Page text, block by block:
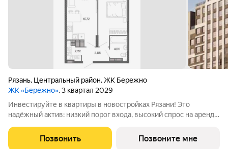
Рязань, Центральный район,ЖК Бережно
ЖК «Бережно», 3 квартал 2029
Инвестируйте в квартиры в новостройках Рязани! Это
надёжный актив: низкий порог входа, высокий спрос на аренду
Жилой квартал «Бережно» это проект класса Бизнес,
созданный с уважением к городу и
Позвонить Позвоните мне